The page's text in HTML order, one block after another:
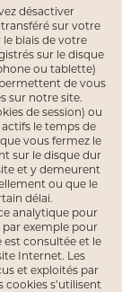
désactiver
sur votre
biais de votre
sur le disque
ou tablette)
de vous
sur notre site.
de session) ou
le temps de
vous fermez le
sur le disque dur
et y demeurent
ou que le
délai.
analytique pour
exemple pour
est consultée et le
Internet. Les
et exploités par
cookies s’utilisent